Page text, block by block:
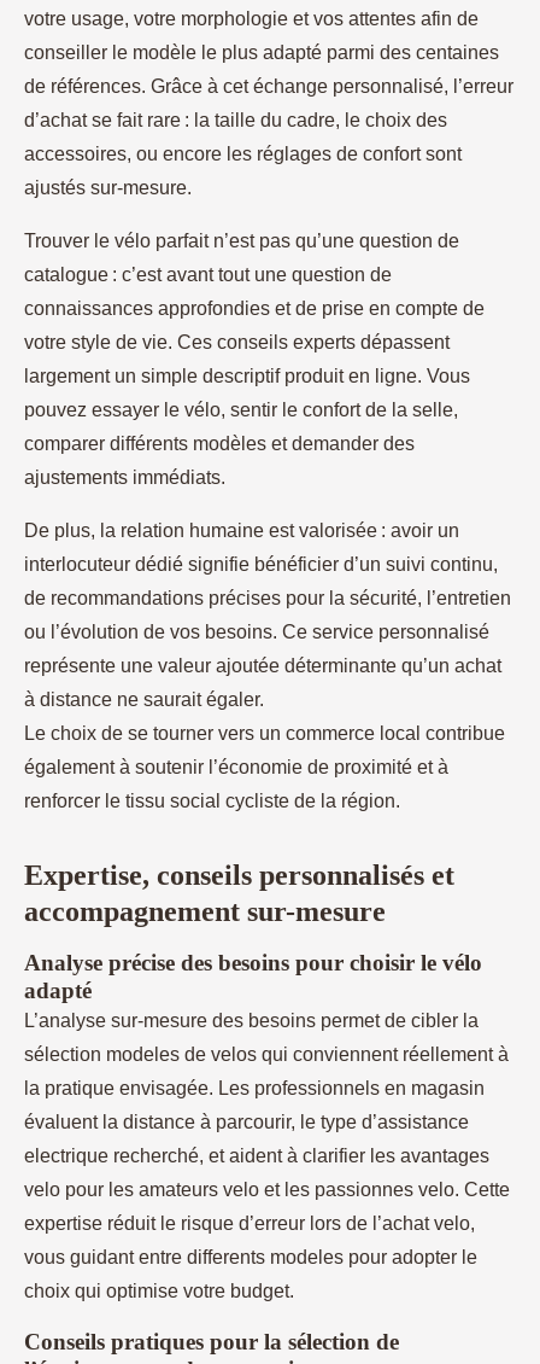
votre usage, votre morphologie etvos attentes afin de
conseiller le modèle le plus adapté parmi des centaines
de références. Grâce à cet échange personnalisé, l’erreur
d’achat se fait rare : la taille du cadre, le choix des
accessoires, ou encore les réglages de confort sont
ajustés sur-mesure.
Trouver le vélo parfait n’est pas qu’une question de
catalogue : c’est avant tout une question de
connaissances approfondies et de prise en compte de
votre style de vie. Ces conseils experts dépassent
largement un simple descriptif produit en ligne. Vous
pouvez essayer le vélo, sentir le confort de la selle,
comparer différents modèles et demander des
ajustements immédiats.
De plus, la relation humaine est valorisée : avoir un
interlocuteur dédié signifie bénéficier d’un suivi continu,
de recommandations précises pour la sécurité, l’entretien
ou l’évolution de vos besoins. Ce service personnalisé
représente une valeur ajoutée déterminante qu’un achat
à distance ne saurait égaler.
Le choix de se tourner vers un commerce local contribue
également à soutenir l’économie de proximité et à
renforcer le tissu social cycliste de la région.
Expertise, conseils personnalisés et
accompagnement sur-mesure
Analyse précise des besoins pour choisir le vélo
adapté
L’analyse sur-mesure des besoins permet de cibler la
sélection modeles de velos qui conviennent réellement à
la pratique envisagée. Les professionnels en magasin
évaluent la distance à parcourir, le type d’assistance
electrique recherché, et aident à clarifier les avantages
velo pour les amateurs velo et les passionnes velo. Cette
expertise réduit le risque d’erreur lors de l’achat velo,
vous guidant entre differents modeles pour adopter le
choix qui optimise votre budget.
Conseils pratiques pour la sélection de